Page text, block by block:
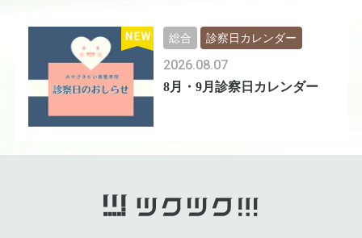
8月・9月診察日カレンダー
2026.08.07
総合 診察日カレンダー